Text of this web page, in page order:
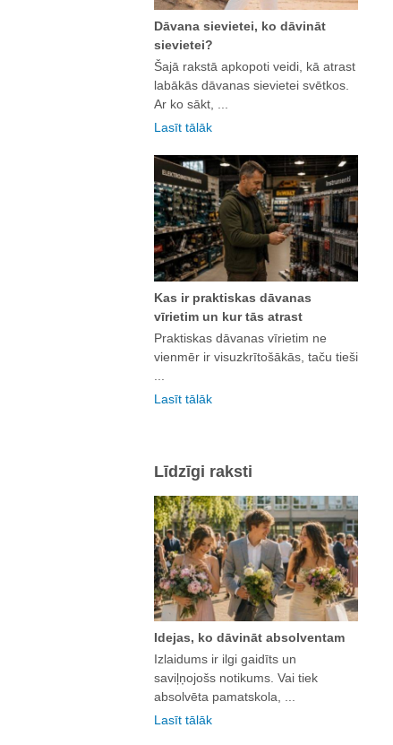
Dāvana sievietei, ko dāvināt
sievietei?
Šajā rakstā apkopoti veidi, kā atrast
labākās dāvanas sievietei svētkos.
Ar ko sākt, ...
Lasīt tālāk
Kas ir praktiskas dāvanas
vīrietim un kur tās atrast
Praktiskas dāvanas vīrietim ne
vienmēr ir visuzkrītošākās, taču tieši
Lasīt tālāk
Līdzīgi raksti
Idejas, ko dāvināt absolventam
Izlaidums ir ilgi gaidīts un
saviļņojošs notikums. Vai tiek
absolvēta pamatskola, ...
Lasīt tālāk